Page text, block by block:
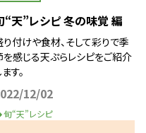
“天”レシピ 冬の味覚 編
り付けや食材、そして彩りで季
を感じる天ぷらレシピをご紹介
す。
12/02
旬“天”レシピ